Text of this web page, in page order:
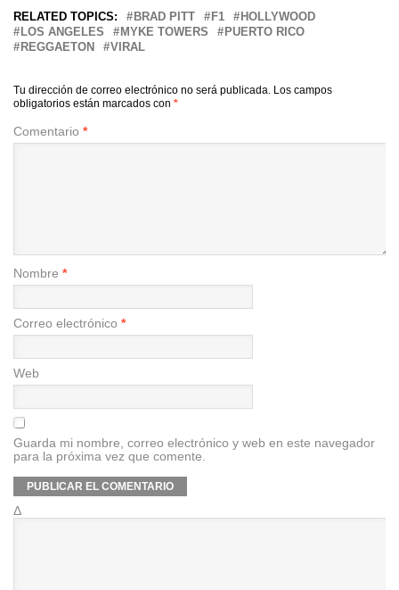
RELATED TOPICS: BRAD PITT F1
HOLLYWOOD
LOS ANGELES
MYKE TOWERS
PUERTO RICO
REGGAETON
VIRAL
Tu dirección de correo electrónico no será publicada. Los campos
obligatorios están marcados con *
Comentario *
Nombre *
Correo electrónico *
Web
Guarda mi nombre, correo electrónico y web en este navegador
para la próxima vez que comente.
Δ